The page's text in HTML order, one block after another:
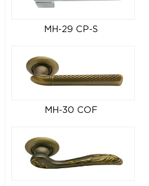
MH-29 CP-S
MH-30 COF